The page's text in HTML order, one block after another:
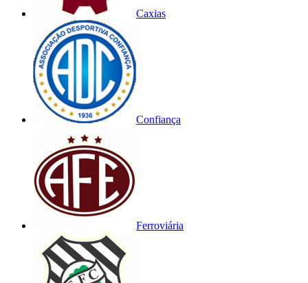
Caxias
Confiança
Ferroviária